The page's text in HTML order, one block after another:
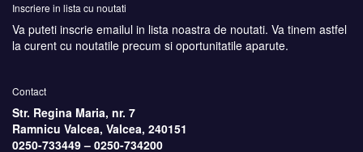
Inscriere in lista cu noutati
Va puteti inscrie emailul in lista noastra de noutati. Va tinem astfel
la curent cu noutatile precum si oportunitatile aparute.
Contact
Str. Regina Maria, nr. 7
Ramnicu Valcea, Valcea, 240151
0250-733449 – 0250-734200